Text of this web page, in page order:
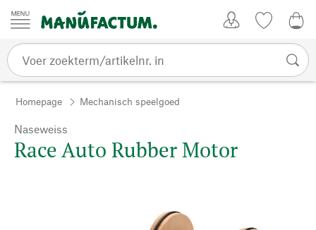
Passer au contenu
Homepage Mechanisch speelgoed
Naseweiss
Race Auto Rubber Motor